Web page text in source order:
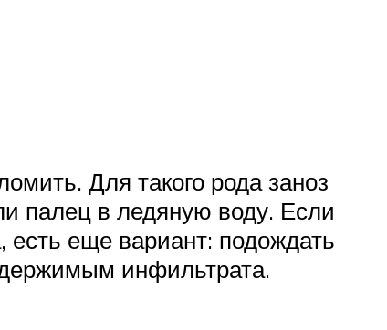
Для такого рода заноз
палец в ледяную воду. Если
есть еще вариант: подождать
инфильтрата.